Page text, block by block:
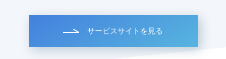
サービスサイトを見る